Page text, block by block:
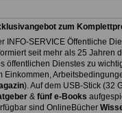
zum
INFO-SERVICE Öffentliche
seit mehr als 25 Jahren
öffentlichen Dienstes zu
Einkommen,
). Auf dem USB-Stick (32
& fünf e-Books
sind OnlineBücher